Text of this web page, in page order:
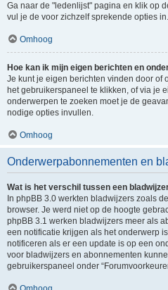
Ga naar de "ledenlijst" pagina en klik op
vul je de voor zichzelf sprekende opties in.
Omhoog
Hoe kan ik mijn eigen berichten en
Je kunt je eigen berichten vinden door of
het gebruikerspaneel te klikken, of via je
onderwerpen te zoeken moet je de
nodige opties invullen.
Omhoog
Onderwerpabonnementen en
Wat is het verschil tussen een
In phpBB 3.0 werkten bladwijzers zoals
browser. Je werd niet op de hoogte
phpBB 3.1 werken bladwijzers meer als
een notificatie krijgen als het onderwerp
notificeren als er een update is op een
voor bladwijzers en abonnementen
gebruikerspaneel onder